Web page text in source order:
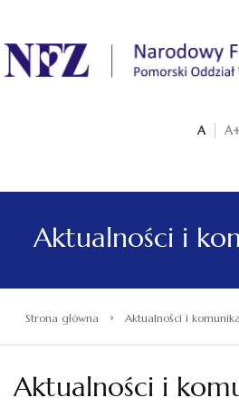
.
A
Aktualności i
Strona główna › Aktualności i
Aktualności i